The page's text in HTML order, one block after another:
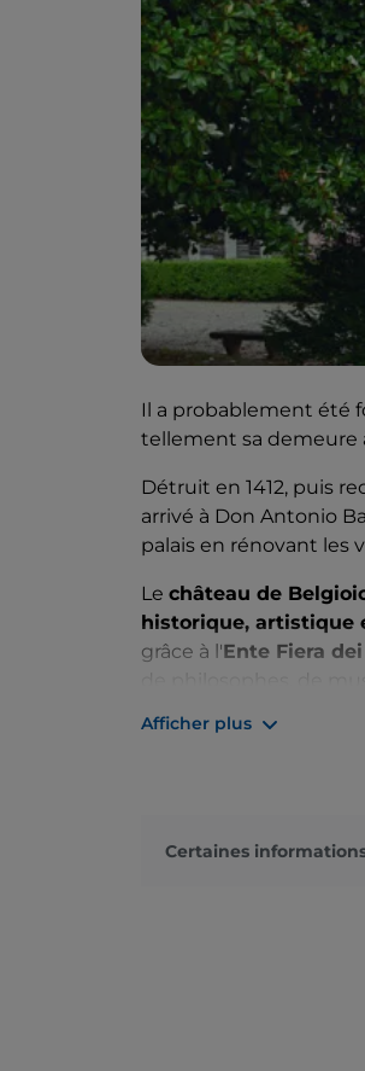
Il a probablement été
tellement sa demeure
Détruit en 1412, puis
arrivé à Don Antonio
palais en rénovant les
Le château de
historique, artistique
grâce à l'Ente Fiera
Afficher plus
Certaines